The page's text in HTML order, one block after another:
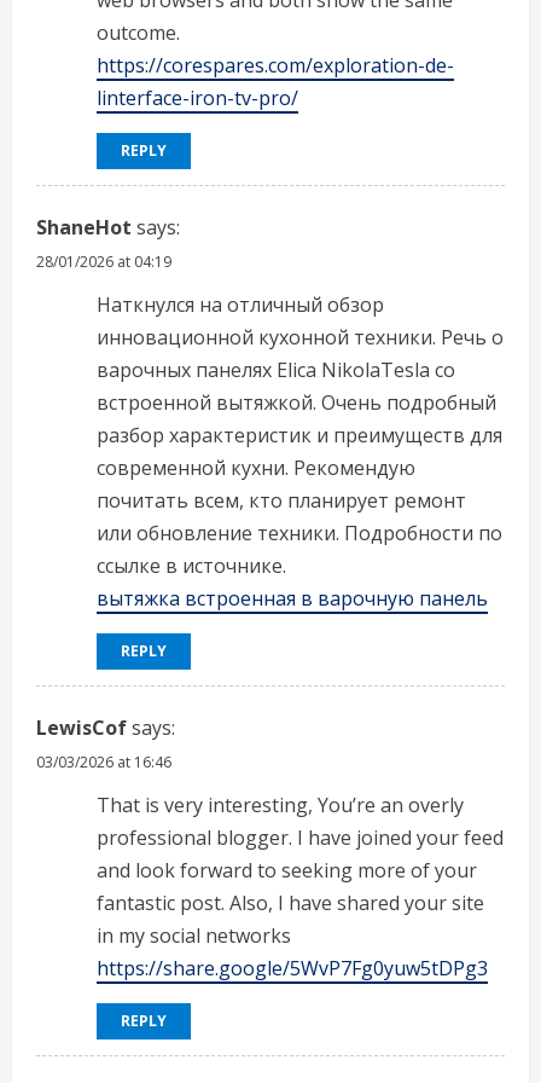
outcome.
https://corespares.com/exploration-de-
linterface-iron-tv-pro/
REPLY
ShaneHot says:
28/01/2026 at 04:19
Наткнулся на отличный обзор
инновационной кухонной техники. Речь о
варочных панелях Elica NikolaTesla со
встроенной вытяжкой. Очень подробный
разбор характеристик и преимуществ для
современной кухни. Рекомендую
почитать всем, кто планирует ремонт
или обновление техники. Подробности по
ссылке в источнике.
вытяжка встроенная в варочную панель
REPLY
LewisCofsays:
03/03/2026 at 16:46
That is very interesting, You’re an overly
professional blogger. I have joined your feed
and look forward to seeking more of your
fantastic post. Also, I have shared your site
in my social networks
https://share.google/5WvP7Fg0yuw5tDPg3
REPLY